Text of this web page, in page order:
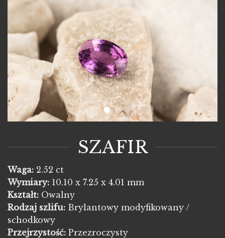
SZAFIR
Waga: 2.52 ct
Wymiary: 10.10 x 7.25 x 4.01 mm
Kształt: Owalny
Rodzaj szlifu: Brylantowy modyfikowany /
schodkowy
Przejrzystość: Przezroczysty